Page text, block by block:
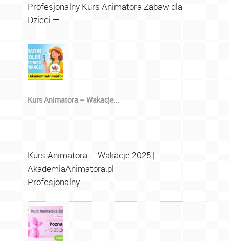
Profesjonalny Kurs Animatora Zabaw dla
Dzieci — …
Kurs Animatora – Wakacje...
Kurs Animatora – Wakacje 2025 |
AkademiaAnimatora.pl
Profesjonalny …